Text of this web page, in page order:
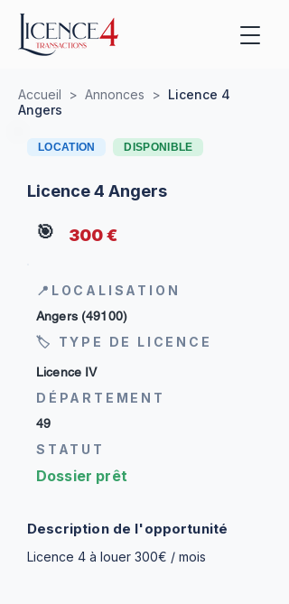
Accueil > Annonces > Licence 4
Angers
LOCATION DISPONIBLE
Licence 4 Angers
🎯 300 €
📍LOCALISATION
Angers (49100)
🏷 TYPE DE LICENCE
Licence IV
DÉPARTEMENT
49
STATUT
Dossier prêt
Description de l'opportunité
Licence 4 à louer 300€ / mois